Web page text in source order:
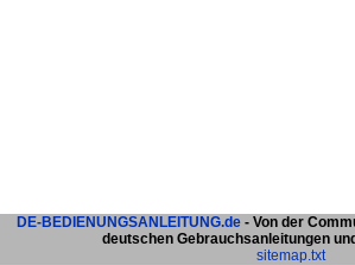
DE-BEDIENUNGSANLEITUNG.de - Von der
deutschen Gebrauchsanleitungen
sitemap.txt